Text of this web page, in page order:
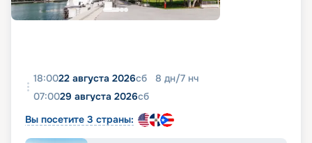
18:0022 августа 2026сб 8 дн/7 нч
07:0029 августа 2026сб
Вы посетите 3 страны: